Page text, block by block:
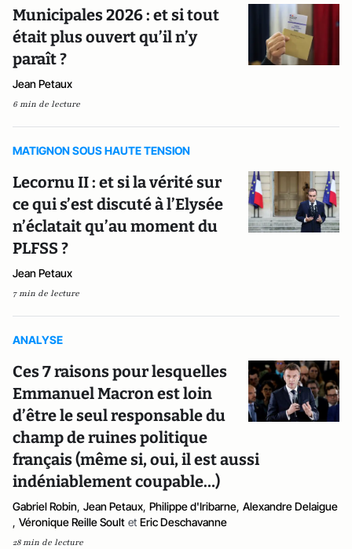
Municipales 2026 : et si tout
était plus ouvert qu’il n’y
paraît ?
Jean Petaux
6 min de lecture
MATIGNON SOUS HAUTE TENSION
Lecornu II : et si la vérité sur
ce qui s’est discuté à l’Elysée
n’éclatait qu’au moment du
PLFSS ?
Jean Petaux
7 min de lecture
ANALYSE
Ces 7 raisons pour lesquelles
Emmanuel Macron est loin
d’être le seul responsable du
champ de ruines politique
français (même si, oui, il est aussi
indéniablement coupable…)
Gabriel Robin, Jean Petaux, Philippe d'Iribarne, Alexandre Delaigue
, Véronique Reille Soult et Eric Deschavanne
28 min de lecture